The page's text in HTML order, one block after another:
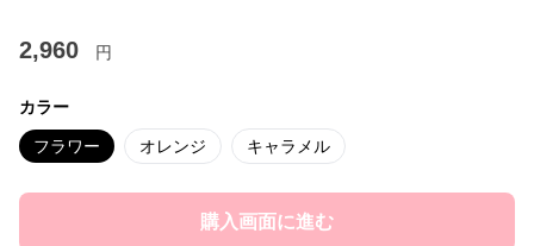
2,960 円
カラー
フラワー オレンジ キャラメル
購入画面に進む